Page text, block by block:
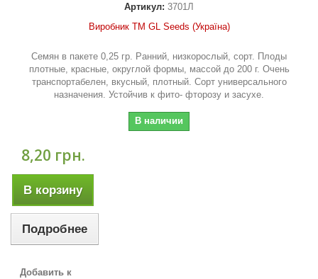
Артикул: 3701Л
Виробник ТМ GL Seeds (Україна)
Семян в пакете 0,25 гр. Ранний, низкорослый, сорт. Плоды
плотные, красные, округлой формы, массой до 200 г. Очень
транспортабелен, вкусный, плотный. Сорт универсального
назначения. Устойчив к фито- фторозу и засухе.
В наличии
8,20 грн.
В корзину
Подробнее
Добавить к